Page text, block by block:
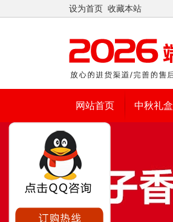
设为首页 收藏本站
网站首页 中秋礼盒